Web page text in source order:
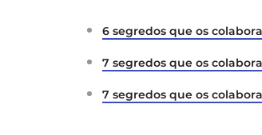
6 segredos que os
7 segredos que os
7 segredos que os